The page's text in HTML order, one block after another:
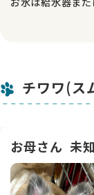
動き回りたい時
見学は完全予約制
チワワ(ス
お母さん 未